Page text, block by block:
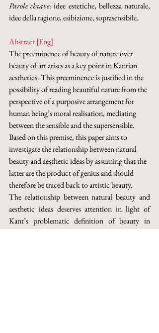
Parole chiave: idee estetiche, bellezza naturale,
idee della ragione, esibizione, soprasensibile.
Abstract [Eng]
The preeminence of beauty of nature over
beauty of art arises as a key point in Kantian
aesthetics. This preeminence is justified in the
possibility of reading beautiful nature from the
perspective of a purposive arrangement for
human being’s moral realisation, mediating
between the sensible and the supersensible.
Based on this premise, this paper aims to
investigate the relationship between natural
beauty and aesthetic ideas by assuming that the
latter are the product of genius and should
therefore be traced back to artistic beauty.
The relationship between natural beauty and
aesthetic ideas deserves attention in light of
Kant’s problematic definition of beauty in